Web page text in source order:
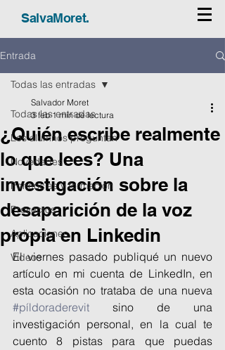
SalvaMoret.
Entrada
Todas las entradas
Los alumnos preguntan
Novedades
Ponencias y formación
Proyectos
Aplicaciones
Vídeos
Todas las entradas
¿Quién escribe realmente
lo que lees? Una
investigación sobre la
desaparición de la voz
propia en Linkedin
Salvador Moret
3 feb 1 min de lectura
El viernes pasado publiqué un nuevo
artículo en mi cuenta de LinkedIn, en
#píldoraderevit sino de una
investigación personal, en la cual te
cuento 8 pistas para que puedas